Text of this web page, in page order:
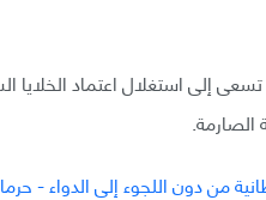
إلى استغلال اعتماد
الصارمة.